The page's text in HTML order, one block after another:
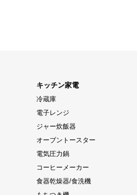
キッチン家電
冷蔵庫
電子レンジ
ジャー炊飯器
オーブントースター
電気圧力鍋
コーヒーメーカー
食器乾燥器/食洗機